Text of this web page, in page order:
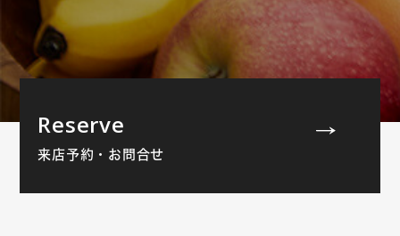
Reserve
来店予約・お問合せ